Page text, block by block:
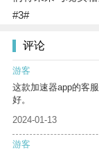
#3#
评论
游客
这款加速器app的客
好。
2024-01-13
游客